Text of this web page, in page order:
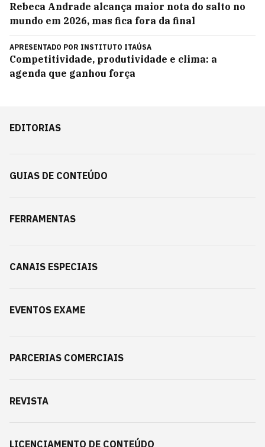
Rebeca Andrade alcança maior nota do salto no
mundo em 2026, mas fica fora da final
APRESENTADO POR INSTITUTO ITAÚSA
Competitividade, produtividade e clima: a
agenda que ganhou força
EDITORIAS
GUIAS DE CONTEÚDO
FERRAMENTAS
CANAIS ESPECIAIS
EVENTOS EXAME
PARCERIAS COMERCIAIS
REVISTA
LICENCIAMENTO DE CONTEÚDO